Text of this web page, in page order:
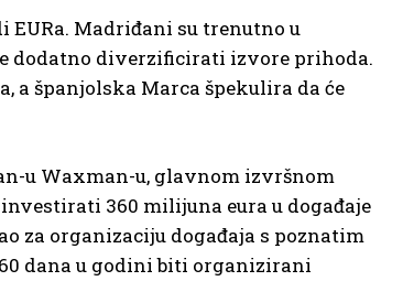
EURa. Madriđani su trenutno u
dodatno diverzificirati izvore prihoda.
a španjolska Marca špekulira da će
u Waxman-u, glavnom izvršnom
360 milijuna eura u događaje
za organizaciju događaja s poznatim
dana u godini biti organizirani